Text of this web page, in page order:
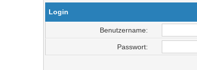
Login
Benutzername:
Passwort: